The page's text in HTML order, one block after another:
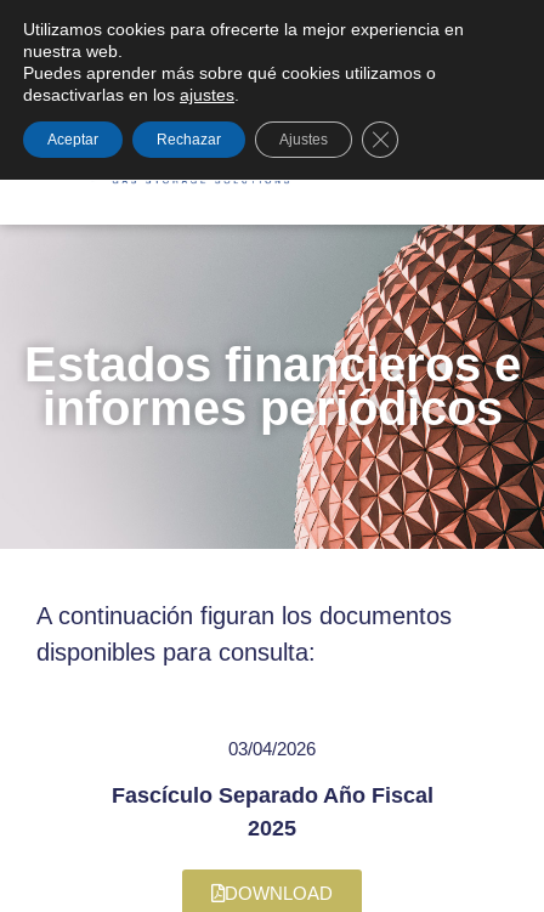
Estados financieros e
informes periódicos
A continuación figuran los documentos
disponibles para consulta:
03/04/2026
Fascículo Separado Año Fiscal
2025
DOWNLOAD
Utilizamos cookies para ofrecerte la mejor experiencia en
nuestra web.
Puedes aprender más sobre qué cookies utilizamos o
desactivarlas en los ajustes
Aceptar Rechazar Ajustes Cerrar el banner de